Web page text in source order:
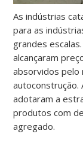
As indústrias
para as
grandes
alcançaram
absorvidos pelo
autoconstrução.
adotaram a
produtos com
agregado.